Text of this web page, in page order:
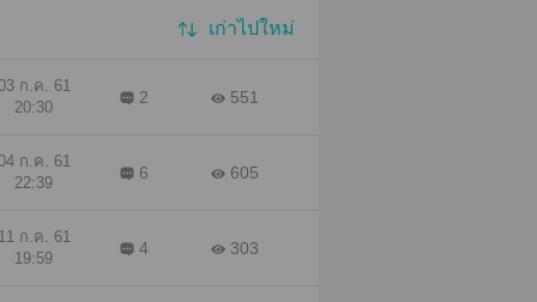
เก่าไปใหม่
ก.ค. 61
20:30
2 551
ก.ค. 61
22:39
6 605
11 ก.ค. 61
19:59
4 303